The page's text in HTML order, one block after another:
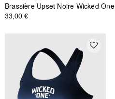
Brassière Upset Noire Wicked One
33,00 €
favorite_border